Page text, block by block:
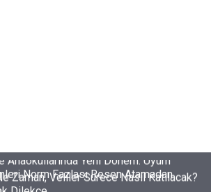
Norm Fazlası Resen Atamadan
Dilekçe